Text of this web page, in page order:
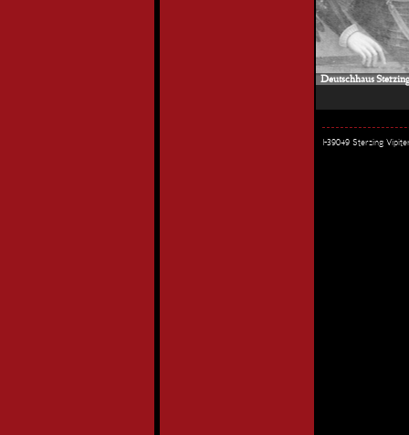
Deutschhaus
I-39049 Sterzing